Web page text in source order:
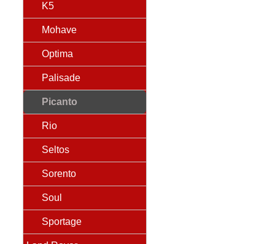
K5
Mohave
Optima
Palisade
Picanto
Rio
Seltos
Sorento
Soul
Sportage